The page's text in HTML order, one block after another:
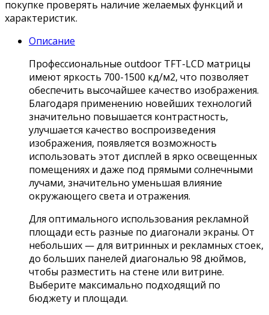
покупке проверять наличие желаемых функций и
характеристик.
Описание
Профессиональные outdoor TFT-LCD матрицы
имеют яркость 700-1500 кд/м2, что позволяет
обеспечить высочайшее качество изображения.
Благодаря применению новейших технологий
значительно повышается контрастность,
улучшается качество воспроизведения
изображения, появляется возможность
использовать этот дисплей в ярко освещенных
помещениях и даже под прямыми солнечными
лучами, значительно уменьшая влияние
окружающего света и отражения.
Для оптимального использования рекламной
площади есть разные по диагонали экраны. От
небольших — для витринных и рекламных стоек,
до больших панелей диагональю 98 дюймов,
чтобы разместить на стене или витрине.
Выберите максимально подходящий по
бюджету и площади.